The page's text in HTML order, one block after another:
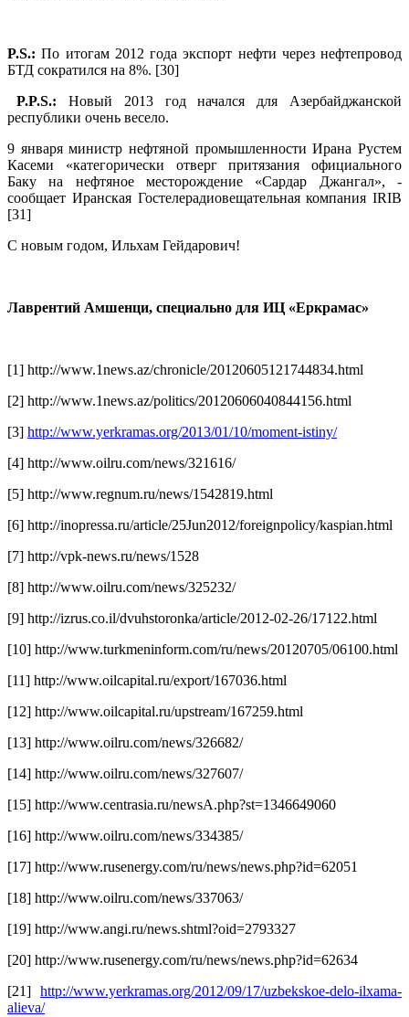
P.S.:По итогам 2012 года экспорт нефти через нефтепровод
БТД сократился на 8%. [30]
P.P.S.: Новый 2013 год начался для Азербайджанской
республики очень весело.
9 января министр нефтяной промышленности Ирана Рустем
Касеми «категорически отверг притязания официального
Баку на нефтяное месторождение «Сардар Джангал», -
сообщает Иранская Гостелерадиовещательная компания IRIB
[31]
С новым годом, Ильхам Гейдарович!
Лаврентий Амшенци, специально для ИЦ «Еркрамас»
[1] http://www.1news.az/chronicle/20120605121744834.html
[2] http://www.1news.az/politics/20120606040844156.html
[3] http://www.yerkramas.org/2013/01/10/moment-istiny/
[4] http://www.oilru.com/news/321616/
[5] http://www.regnum.ru/news/1542819.html
[6] http://inopressa.ru/article/25Jun2012/foreignpolicy/kaspian.html
[7] http://vpk-news.ru/news/1528
[8] http://www.oilru.com/news/325232/
[9] http://izrus.co.il/dvuhstoronka/article/2012-02-26/17122.html
[10] http://www.turkmeninform.com/ru/news/20120705/06100.html
[11] http://www.oilcapital.ru/export/167036.html
[12] http://www.oilcapital.ru/upstream/167259.html
[13] http://www.oilru.com/news/326682/
[14] http://www.oilru.com/news/327607/
[15] http://www.centrasia.ru/newsA.php?st=1346649060
[16] http://www.oilru.com/news/334385/
[17] http://www.rusenergy.com/ru/news/news.php?id=62051
[18] http://www.oilru.com/news/337063/
[19] http://www.angi.ru/news.shtml?oid=2793327
[20] http://www.rusenergy.com/ru/news/news.php?id=62634
[21] http://www.yerkramas.org/2012/09/17/uzbekskoe-delo-ilxama-
alieva/